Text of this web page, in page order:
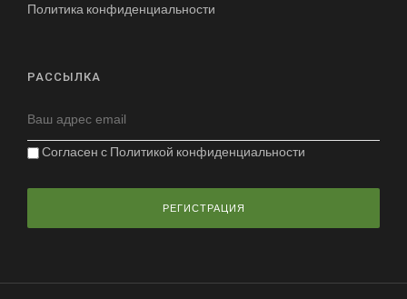
Политика конфиденциальности
РАССЫЛКА
Согласен с Политикой конфиденциальности